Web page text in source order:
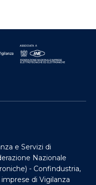
e Servizi di
Nazionale
- Confindustria,
di Vigilanza